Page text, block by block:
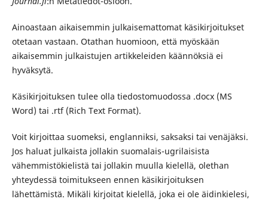
Ainoastaan aikaisemmin julkaisemattomat käsikirjoitukset
otetaan vastaan. Otathan huomioon, että myöskään
aikaisemmin julkaistujen artikkeleiden käännöksiä ei
hyväksytä.
Käsikirjoituksen tulee olla tiedostomuodossa .docx (MS
Word) tai .rtf (Rich Text Format).
Voit kirjoittaa suomeksi, englanniksi, saksaksi tai venäjäksi.
Jos haluat julkaista jollakin suomalais-ugrilaisista
vähemmistökielistä tai jollakin muulla kielellä, olethan
yhteydessä toimitukseen ennen käsikirjoituksen
lähettämistä. Mikäli kirjoitat kielellä, joka ei ole äidinkielesi,